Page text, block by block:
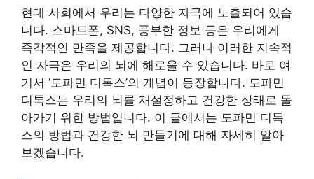
현대 사회에서 우리는 다양한 자극에 노출되어 있습
니다. 스마트폰, SNS, 풍부한 정보 등은 우리에게
즉각적인 만족을 제공합니다. 그러나 이러한 지속적
인 자극은 우리의 뇌에 해로울 수 있습니다. 바로 여
기서 ‘도파민 디톡스’의 개념이 등장합니다. 도파민
디톡스는 우리의 뇌를 재설정하고 건강한 상태로 돌
아가기 위한 방법입니다. 이 글에서는 도파민 디톡
스의 방법과 건강한 뇌 만들기에 대해 자세히 알아
보겠습니다.